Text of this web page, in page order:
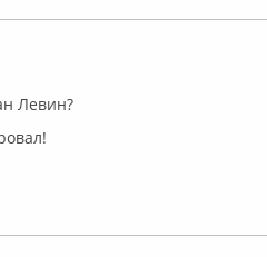
Левин?